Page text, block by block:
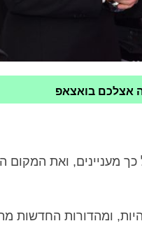
אצלכם בואצאפ
מעניינים, ואת המקום
ומהדורות החדשות